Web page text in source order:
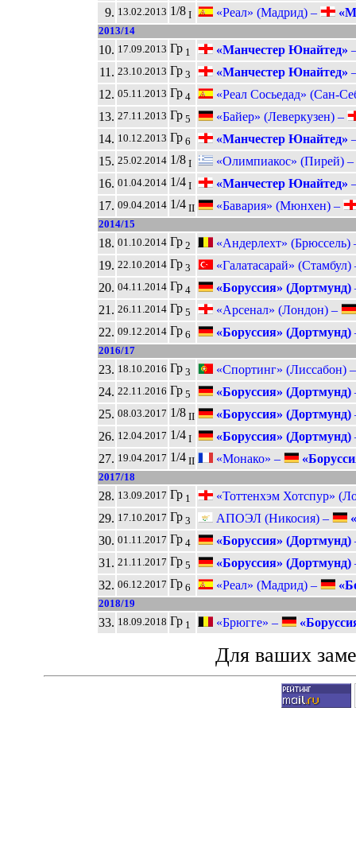
9. 13.02.2013 1/8I «Реал» (Мадрид) –
2013/14
10. 17.09.2013 Гр1 «Манчестер Юнайтед»
11. 23.10.2013 Гр3 «Манчестер Юнайтед»
12. 05.11.2013 Гр4
«Реал Сосьедад» (Сан-
13. 27.11.2013 Гр5
«Байер» (Леверкузен) –
14. 10.12.2013 Гр6 «Манчестер Юнайтед»
15. 25.02.2014 1/8I
«Олимпиакос» (Пирей) –
16. 01.04.2014 1/4I «Манчестер Юнайтед»
17. 09.04.2014 1/4II «Бавария» (Мюнхен) –
2014/15
18. 01.10.2014 Гр2
«Андерлехт» (Брюссель)
19. 22.10.2014 Гр3
«Галатасарай»
20. 04.11.2014 Гр4 «Боруссия» (Дортмунд)
21. 26.11.2014 Гр5 «Арсенал» (Лондон) –
22. 09.12.2014 Гр6 «Боруссия» (Дортмунд)
2016/17
23. 18.10.2016 Гр3
«Спортинг» (Лиссабон)
24. 22.11.2016 Гр5 «Боруссия» (Дортмунд)
25. 08.03.2017 1/8II «Боруссия» (Дортмунд)
26. 12.04.2017 1/4I «Боруссия» (Дортмунд)
27. 19.04.2017 1/4II «Монако» –
2017/18
28. 13.09.2017 Гр1
«Тоттенхэм Хотспур»
29. 17.10.2017 Гр3 АПОЭЛ (Никосия) –
30. 01.11.2017 Гр4 «Боруссия» (Дортмунд)
31. 21.11.2017 Гр5 «Боруссия» (Дортмунд)
32. 06.12.2017 Гр6 «Реал» (Мадрид) –
2018/19
33. 18.09.2018 Гр1 «Брюгге» –
Для ваших